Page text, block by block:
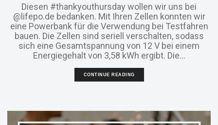
Diesen #thankyouthursday wollen wir uns bei
@lifepo.de bedanken. Mit Ihren Zellen konnten wir
eine Powerbank für die Verwendung bei Testfahren
bauen. Die Zellen sind seriell verschalten, sodass
sich eine Gesamtspannung von 12 V bei einem
Energiegehalt von 3,58 kWh ergibt. Die...
CONTINUE READING